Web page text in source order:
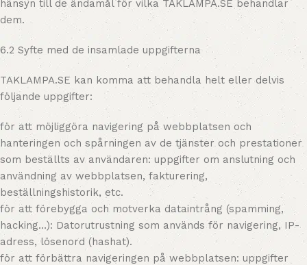
hänsyn till de ändamål för vilka TAKLAMPA.SE behandlar
dem.
6.2 Syfte med de insamlade uppgifterna
TAKLAMPA.SE kan komma att behandla helt eller delvis
följande uppgifter:
för att möjliggöra navigering på webbplatsen och
hanteringen och spårningen av de tjänster och prestationer
som beställts av användaren: uppgifter om anslutning och
användning av webbplatsen, fakturering,
beställningshistorik, etc.
för att förebygga och motverka dataintrång (spamming,
hacking…): Datorutrustning som används för navigering, IP-
adress, lösenord (hashat).
för att förbättra navigeringen på webbplatsen: uppgifter